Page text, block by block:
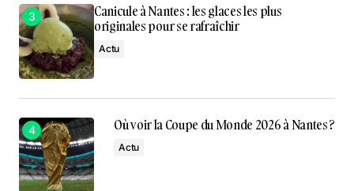
Canicule à Nantes : les glaces les plus
originales pour se rafraîchir
Actu
Où voir la Coupe du Monde 2026 à Nantes ?
Actu